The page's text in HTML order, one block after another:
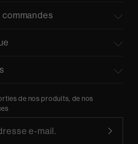
de nos produits, de nos